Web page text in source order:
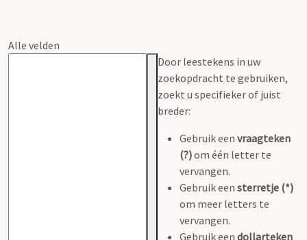
Alle velden
Door leestekens in uw
zoekopdracht te gebruiken,
zoekt u specifieker of juist
breder:
Gebruik een vraagteken
(?)om één letter te
vervangen.
Gebruik een sterretje (*)
om meer letters te
vervangen.
Gebruik een dollarteken